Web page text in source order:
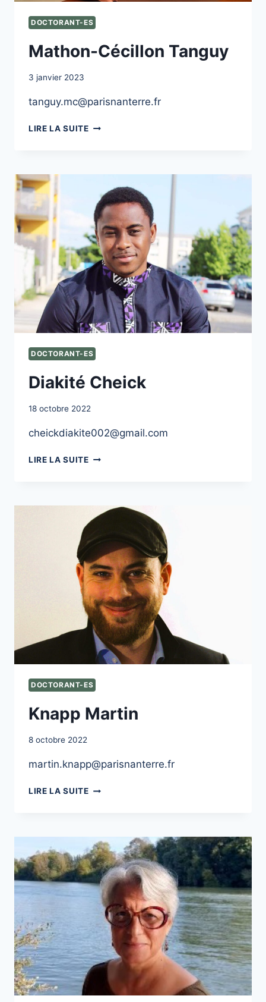
DOCTORANT-ES
Mathon-Cécillon Tanguy
3 janvier 2023
tanguy.mc@parisnanterre.fr
LIRE LA SUITEMATHON-
DOCTORANT-ES
Diakité Cheick
18 octobre 2022
cheickdiakite002@gmail.com
LIRE LA SUITEDIAKITÉ
DOCTORANT-ES
Knapp Martin
8 octobre 2022
martin.knapp@parisnanterre.fr
LIRE LA SUITEKNAPP